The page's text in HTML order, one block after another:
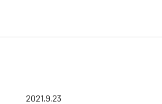
2021.9.23